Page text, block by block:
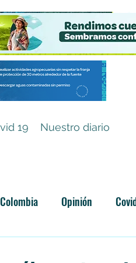
19 Nuestro diario
Colombia Opinión